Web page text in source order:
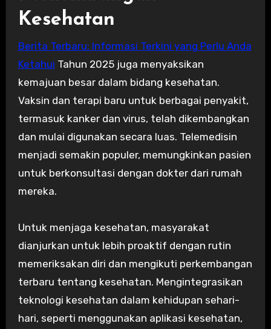
Kesehatan
Berita Terbaru: Informasi Terkini yang Perlu Anda
Ketahui Tahun 2025 juga menyaksikan
kemajuan besar dalam bidang kesehatan.
Vaksin dan terapi baru untuk berbagai penyakit,
termasuk kanker dan virus, telah dikembangkan
dan mulai digunakan secara luas. Telemedisin
menjadi semakin populer, memungkinkan pasien
untuk berkonsultasi dengan dokter dari rumah
mereka.
Untuk menjaga kesehatan, masyarakat
dianjurkan untuk lebih proaktif dengan rutin
memeriksakan diri dan mengikuti perkembangan
terbaru tentang kesehatan. Mengintegrasikan
teknologi kesehatan dalam kehidupan sehari-
hari, seperti menggunakan aplikasi kesehatan,